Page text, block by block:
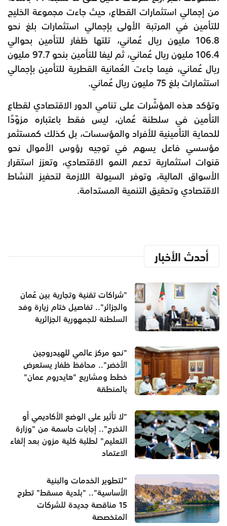
من إجمالي استثمارات القطاع، حيث جاءت مجموعة الخليج
للتأمين في المرتبة الأولى بإجمالي استثمارات بلغ نحو
106.8 مليون ريال عُماني، تلتها ظفار للتأمين بحوالي
106.4 مليون ريال عُماني، ثم ليفا للتأمين بنحو 97.7 مليون
ريال عُماني، فيما جاءت العُمانية القطرية للتأمين بإجمالي
استثمارات بلغ 75 مليون ريال عُماني.
وتؤكد هذه المؤشّرات على تنامي الدور الاقتصادي لقطاع
التأمين في سلطنة عُمان، ليس فقط باعتباره مزوّدًا
للحماية التأمينية للأفراد والمؤسسات، بل كذلك كمستثمر
مؤسسي فاعل يسهم في توجيه رؤوس الأموال نحو
قنوات استثمارية تدعم النمو الاقتصادي، وتعزز استقرار
الأسواق المالية، وتوفر السيولة اللازمة لتحفيز النشاط
الاقتصادي وتحقيق التنمية المستدامة.
أحدث الأخبار
"شراكات تقنية وتجارية بين عُمان
والجزائر".. تفاصيل ختام زيارة وفد
السلطنة للجمهورية الجزائرية
"نحو مركز عالمي للهيدروجين
الأخضر".. محافظ ظفار يستعرض
خطط ومشاريع "هايدروم عمان"
بالمنطقة
"لا تأثير على الوضع الأكاديمي أو
التخرج".. إجابات حاسمة من "وزارة
التعليم" لطلبة كلية مزون بعد إلغاء
الاعتماد
"لتطوير الخدمات والبنية
الأساسية".. "بلدية مسقط" تطرح
15 مناقصة جديدة للشركات
المتخصصة